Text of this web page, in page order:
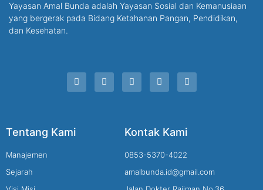
Yayasan Amal Bunda adalah Yayasan Sosial dan Kemanusiaan
yang bergerak pada Bidang Ketahanan Pangan, Pendidikan,
dan Kesehatan.
Tentang Kami
Manajemen
Sejarah
Kontak Kami
0853-5370-4022
amalbunda.id@gmail.com